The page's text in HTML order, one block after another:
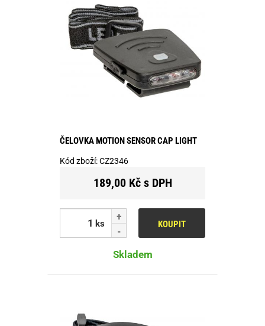
ČELOVKA MOTION SENSOR CAP LIGHT
Kód zboží:CZ2346
189,00 Kč s DPH
ks KOUPIT
Skladem